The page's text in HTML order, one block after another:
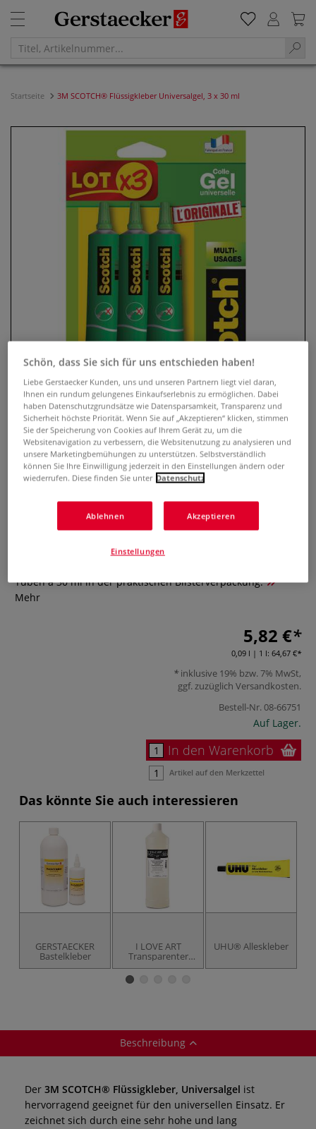
Startseite 3M SCOTCH® Flüssigkleber Universalgel, 3 x 30 ml
3M SCOTCH® Flüssigkleber
Universalgel, 3 x 30 ml
Der 3M SCOTCH® Flüssigkleber, Universalgel ist ein idealer
Tuben à 30 ml in der praktischen Blisterverpackung.
Mehr
5,82 €
0,09 l | 1 l: 64,67 €
inklusive 19% bzw. 7% MwSt,
ggf. zuzüglich Versandkosten.
Bestell-Nr.08-66751
Auf Lager.
In den Warenkorb
Artikel auf den Merkzettel
Das könnte Sie auch interessieren
GERSTAECKER
Bastelkleber
I LOVE ART
Transparenter
Klebstoff
UHU® Alleskleber
Beschreibung
Der 3M SCOTCH® Flüssigkleber, Universalgel ist
hervorragend geeignet für den universellen Einsatz. Er
zeichnet sich durch eine sehr hohe und lang
Schön, dass Sie sich für uns entschieden haben!
Liebe Gerstaecker Kunden, uns und unseren Partnern liegt viel daran,
Ihnen ein rundum gelungenes Einkaufserlebnis zu ermöglichen. Dabei
haben Datenschutzgrundsätze wie Datensparsamkeit, Transparenz und
Sicherheit höchste Priorität. Wenn Sie auf „Akzeptieren“ klicken, stimmen
Sie der Speicherung von Cookies auf Ihrem Gerät zu, um die
Websitenavigation zu verbessern, die Websitenutzung zu analysieren und
unsere Marketingbemühungen zu unterstützen. Selbstverständlich
können Sie Ihre Einwilligung jederzeit in den Einstellungen ändern oder
wiederrufen. Diese finden Sie unter Datenschutz
Ablehnen Akzeptieren
Einstellungen